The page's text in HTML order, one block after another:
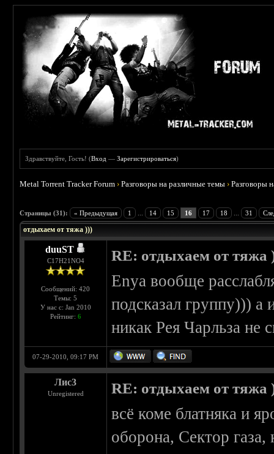
Здравствуйте, Гость! (Вход —Зарегистрироваться)
Metal Torrent Tracker Forum ›Разговоры на различные темы ›Разговоры
Страницы (31): « Предыдущая 1 14 15 16 17 18 31
отдыхаем от тяжа )))
duuST
С17H21NO4
Сообщений: 420
Темы: 5
У нас с: Jan 2010
Рейтинг: 6
RE: отдыхаем от тяжа
Enya вообще
подсказал группу))) а
никак Рея Чарльза не
07-29-2010, 09:17 PM
Лис3
Unregistered RE: отдыхаем от тяжа
всё коме блатняка и
оборона, Сектор